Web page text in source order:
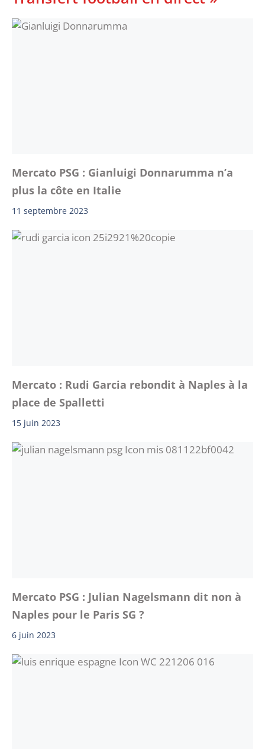
Mercato PSG : Gianluigi Donnarumma n’a
plus la côte en Italie
11 septembre 2023
Mercato : Rudi Garcia rebondit à Naples à la
place de Spalletti
15 juin 2023
Mercato PSG : Julian Nagelsmann dit non à
Naples pour le Paris SG ?
6 juin 2023